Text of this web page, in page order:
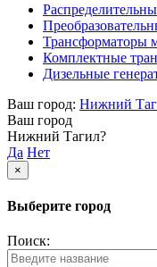
Трансформаторы
Комплектные
Дизельные
Ваш город: Нижний
Ваш город
Нижний Тагил?
Да Нет
×
Выберите город
Поиск: